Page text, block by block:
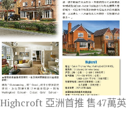
亞洲首推 售47萬英